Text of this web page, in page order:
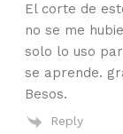
El corte de
no se me
solo lo uso
se aprende.
Besos.
Reply